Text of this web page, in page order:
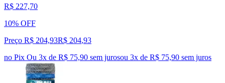
R$ 227,70
10% OFF
Preço R$ 204,93R$ 204,93
no Pix Ou 3x de R$ 75,90 sem jurosou 3x de R$ 75,90 sem juros